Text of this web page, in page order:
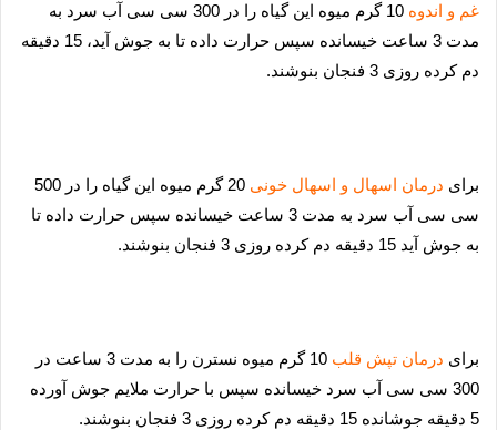
غم و اندوه
10 گرم میوه این گیاه را در 300 سی سی آب سرد به
مدت 3 ساعت خیسانده سپس حرارت داده تا به جوش آید، 15 دقیقه
دم کرده روزی 3 فنجان بنوشند.
برای درمان اسهال و اسهال خونی
20 گرم میوه این گیاه را در 500
سی سی آب سرد به مدت 3 ساعت خیسانده سپس حرارت داده تا
به جوش آید 15 دقیقه دم کرده روزی 3 فنجان بنوشند.
برای درمان تپش قلب
10 گرم میوه نسترن را به مدت 3 ساعت در
300 سی سی آب سرد خیسانده سپس با حرارت ملایم جوش آورده
5 دقیقه جوشانده 15 دقیقه دم کرده روزی 3 فنجان بنوشند.